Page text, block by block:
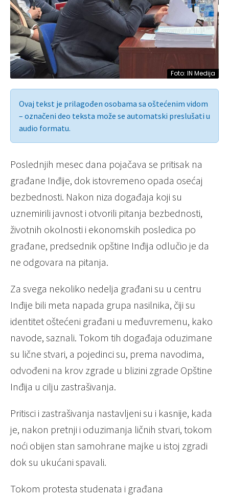
Foto: IN Medija
Ovaj tekst je prilagođen osobama sa oštećenim vidom
– označeni deo teksta može se automatski preslušati u
audio formatu.
Poslednjih mesec dana pojačava se pritisak na
građane Inđije, dok istovremeno opada osećaj
bezbednosti. Nakon niza događaja koji su
uznemirili javnost i otvorili pitanja bezbednosti,
životnih okolnosti i ekonomskih posledica po
građane, predsednik opštine Inđija odlučio je da
ne odgovara na pitanja.
Za svega nekoliko nedelja građani su u centru
Inđije bili meta napada grupa nasilnika, čiji su
identitet oštećeni građani u međuvremenu, kako
navode, saznali. Tokom tih događaja oduzimane
su lične stvari, a pojedinci su, prema navodima,
odvođeni na krov zgrade u blizini zgrade Opštine
Inđija u cilju zastrašivanja.
Pritisci i zastrašivanja nastavljeni su i kasnije, kada
je, nakon pretnji i oduzimanja ličnih stvari, tokom
noći obijen stan samohrane majke u istoj zgradi
dok su ukućani spavali.
Tokom protesta studenata i građana